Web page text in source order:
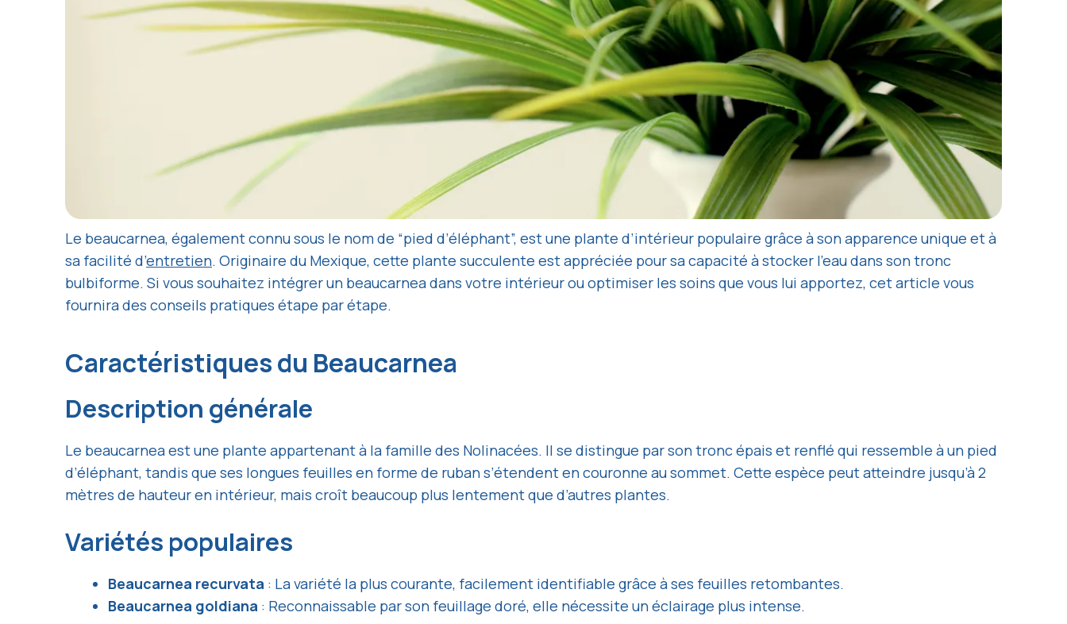
Le beaucarnea, également connu sous le nom de “pied d’éléphant”, est une plante d’intérieur populaire grâce à son apparence unique et à
sa facilité d’entretien. Originaire du Mexique, cette plante succulente est appréciée pour sa capacité à stocker l’eau dans son tronc
bulbiforme. Si vous souhaitez intégrer un beaucarnea dans votre intérieur ou optimiser les soins que vous lui apportez, cet article vous
fournira des conseils pratiques étape par étape.
Caractéristiques du Beaucarnea
Description générale
Le beaucarnea est une plante appartenant à la famille des Nolinacées. Il se distingue par son tronc épais et renflé qui ressemble à un pied
d’éléphant, tandis que ses longues feuilles en forme de ruban s’étendent en couronne au sommet. Cette espèce peut atteindre jusqu’à 2
mètres de hauteur en intérieur, mais croît beaucoup plus lentement que d’autres plantes.
Variétés populaires
Beaucarnea recurvata : La variété la plus courante, facilement identifiable grâce à ses feuilles retombantes.
Beaucarnea goldiana : Reconnaissable par son feuillage doré, elle nécessite un éclairage plus intense.